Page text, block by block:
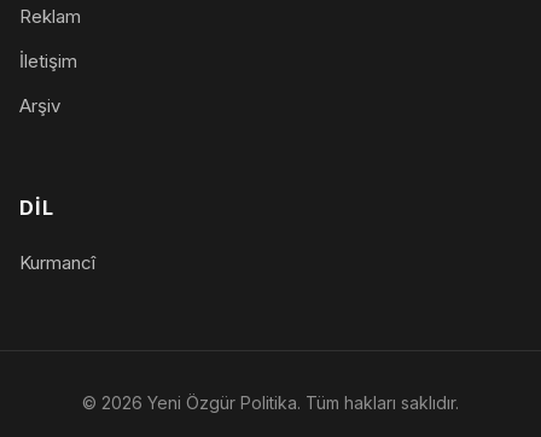
Reklam
İletişim
Arşiv
DIL
Kurmancî
© 2026 Yeni Özgür Politika. Tüm hakları saklıdır.